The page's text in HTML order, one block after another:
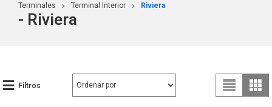
Terminales
Terminal Interior Riviera
- Riviera
Filtros